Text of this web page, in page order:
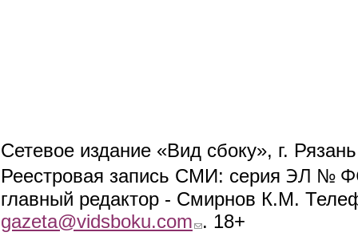
Сетевое издание «Вид сбоку», г.
Реестровая запись СМИ: серия ЭЛ №
главный редактор - Смирнов К.М.
gazeta@vidsboku.com (link sends e-mail)
. 18+